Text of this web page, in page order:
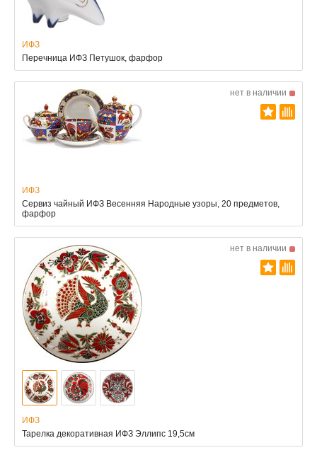
ИФЗ
Перечница ИФЗ Петушок, фарфор
нет в наличии
ИФЗ
Сервиз чайный ИФЗ Весенняя Народные узоры, 20 предметов,
фарфор
нет в наличии
ИФЗ
Тарелка декоративная ИФЗ Эллипс 19,5см